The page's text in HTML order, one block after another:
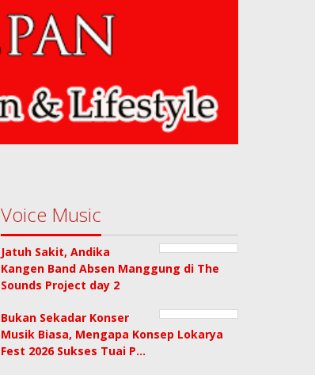
Voice Music
Jatuh Sakit, Andika
Kangen Band Absen Manggung di The
Sounds Project day 2
Bukan Sekadar Konser
Musik Biasa, Mengapa Konsep Lokarya
Fest 2026 Sukses Tuai P…